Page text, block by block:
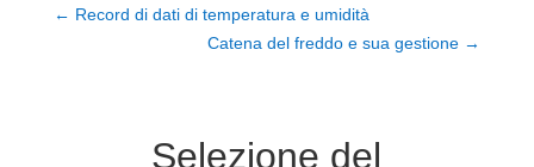
← Record di dati di temperatura e umidità
Catena del freddo e sua gestione →
Selezione del